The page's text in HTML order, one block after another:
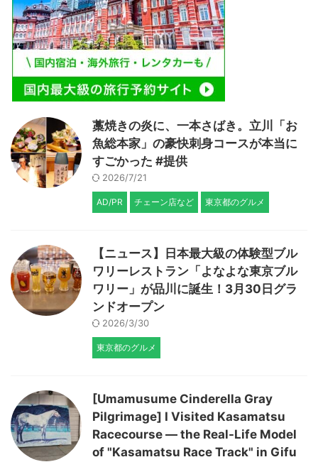
藁焼きの炎に、一本さばき。立川「お
魚総本家」の豪快刺身コースが本当に
すごかった #提供
2026/7/21
AD/PR チェーン店など 東京都のグルメ
【ニュース】日本最大級の体験型ブル
ワリーレストラン「よなよな東京ブル
ワリー」が品川に誕生！3月30日グラ
ンドオープン
2026/3/30
東京都のグルメ
[Umamusume Cinderella Gray
Pilgrimage] I Visited Kasamatsu
Racecourse — the Real-Life Model
of "Kasamatsu Race Track" in Gifu